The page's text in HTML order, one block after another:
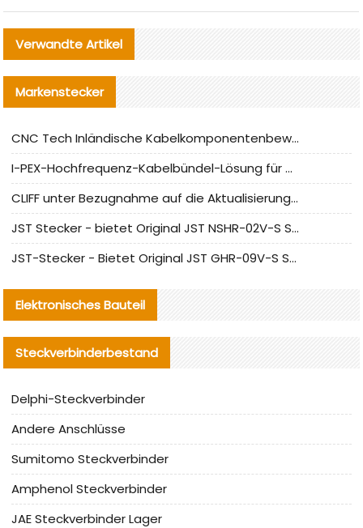
Verwandte Artikel
Markenstecker
CNC Tech Inländische Kabelkomponentenbewertung und Massenproduktionsanpassungsanleitung
I-PEX-Hochfrequenz-Kabelbündel-Lösung für die heimische Produktion analysiert
CLIFF unter Bezugnahme auf die Aktualisierung der chinesischen Stecker-Testnormen
JST Stecker - bietet Original JST NSHR-02V-S Stecker und Ersatzteile an
JST-Stecker - Bietet Original JST GHR-09V-S Stecker und Ersatzteile an
Elektronisches Bauteil
Steckverbinderbestand
Delphi-Steckverbinder
Andere Anschlüsse
Sumitomo Steckverbinder
Amphenol Steckverbinder
JAE Steckverbinder Lager